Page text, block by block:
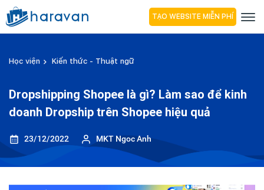
TẠO WEBSITE MIỄN PHÍ
Học viện Kiến thức - Thuật ngữ
Dropshipping Shopee là gì? Làm sao để kinh
doanh Dropship trên Shopee hiệu quả
23/12/2022 MKT Ngoc Anh